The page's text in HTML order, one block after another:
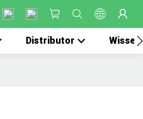
Distributor Wissen